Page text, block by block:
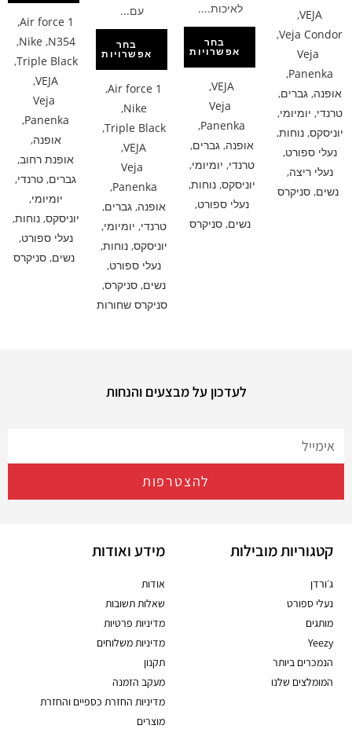
VEJA
,
Veja Condor
,
Veja
Panenka
,
אופנה,גברים,
טרנדי, יומיומי,
יוניסקס,נוחות,
נעלי ספורט,
נעלי ריצה,
נשים, סניקרס
לאיכות....
בחר
אפשרויות
VEJA
,
Veja
Panenka
,
אופנה,גברים,
טרנדי, יומיומי,
יוניסקס,נוחות,
נעלי ספורט,
נשים, סניקרס
עם...
בחר
אפשרויות
Air force 1
,
Nike
,
Triple Black
,
VEJA
,
Veja
Panenka
,
אופנה,גברים,
טרנדי, יומיומי,
יוניסקס,נוחות,
נעלי ספורט,
נשים,סניקרס,
סניקרס שחורות
Air force 1
,
N354
,
Nike
,
Triple Black
,
VEJA
,
Veja
Panenka
,
אופנה,
אופנת רחוב,
גברים, טרנדי,
יומיומי,
יוניסקס,נוחות,
נעלי ספורט,
נשים, סניקרס
לעדכון על מבצעים והנחות
להצטרפות
קטגוריות מובילות
ג׳ורדן
נעלי ספורט
מותגים
Yeezy
הנמכרים ביותר
המומלצים שלנו
מידע ואודות
אודות
שאלות תשובות
מדיניות פרטיות
מדיניות משלוחים
תקנון
מעקב הזמנה
מדיניות החזרת כספיים והחזרת
מוצרים